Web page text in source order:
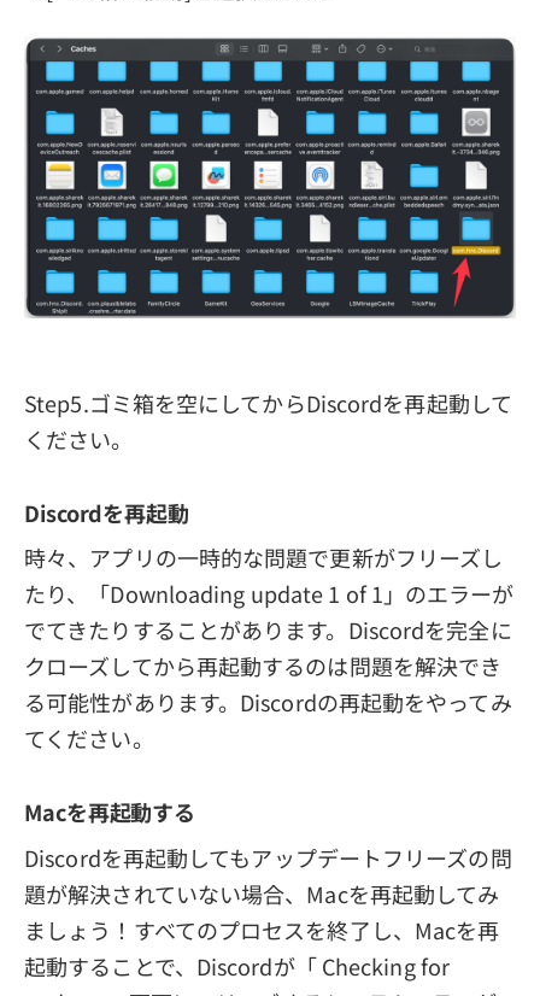
Step5.ゴミ箱を空にしてからDiscordを再起動して
ください。
Discordを再起動
時々、アプリの一時的な問題で更新がフリーズし
たり、「Downloading update 1 of 1」のエラーが
でてきたりすることがあります。Discordを完全に
クローズしてから再起動するのは問題を解決でき
る可能性があります。Discordの再起動をやってみ
てください。
Macを再起動する
Discordを再起動してもアップデートフリーズの問
題が解決されていない場合、Macを再起動してみ
ましょう！すべてのプロセスを終了し、Macを再
起動することで、Discordが「 Checking for